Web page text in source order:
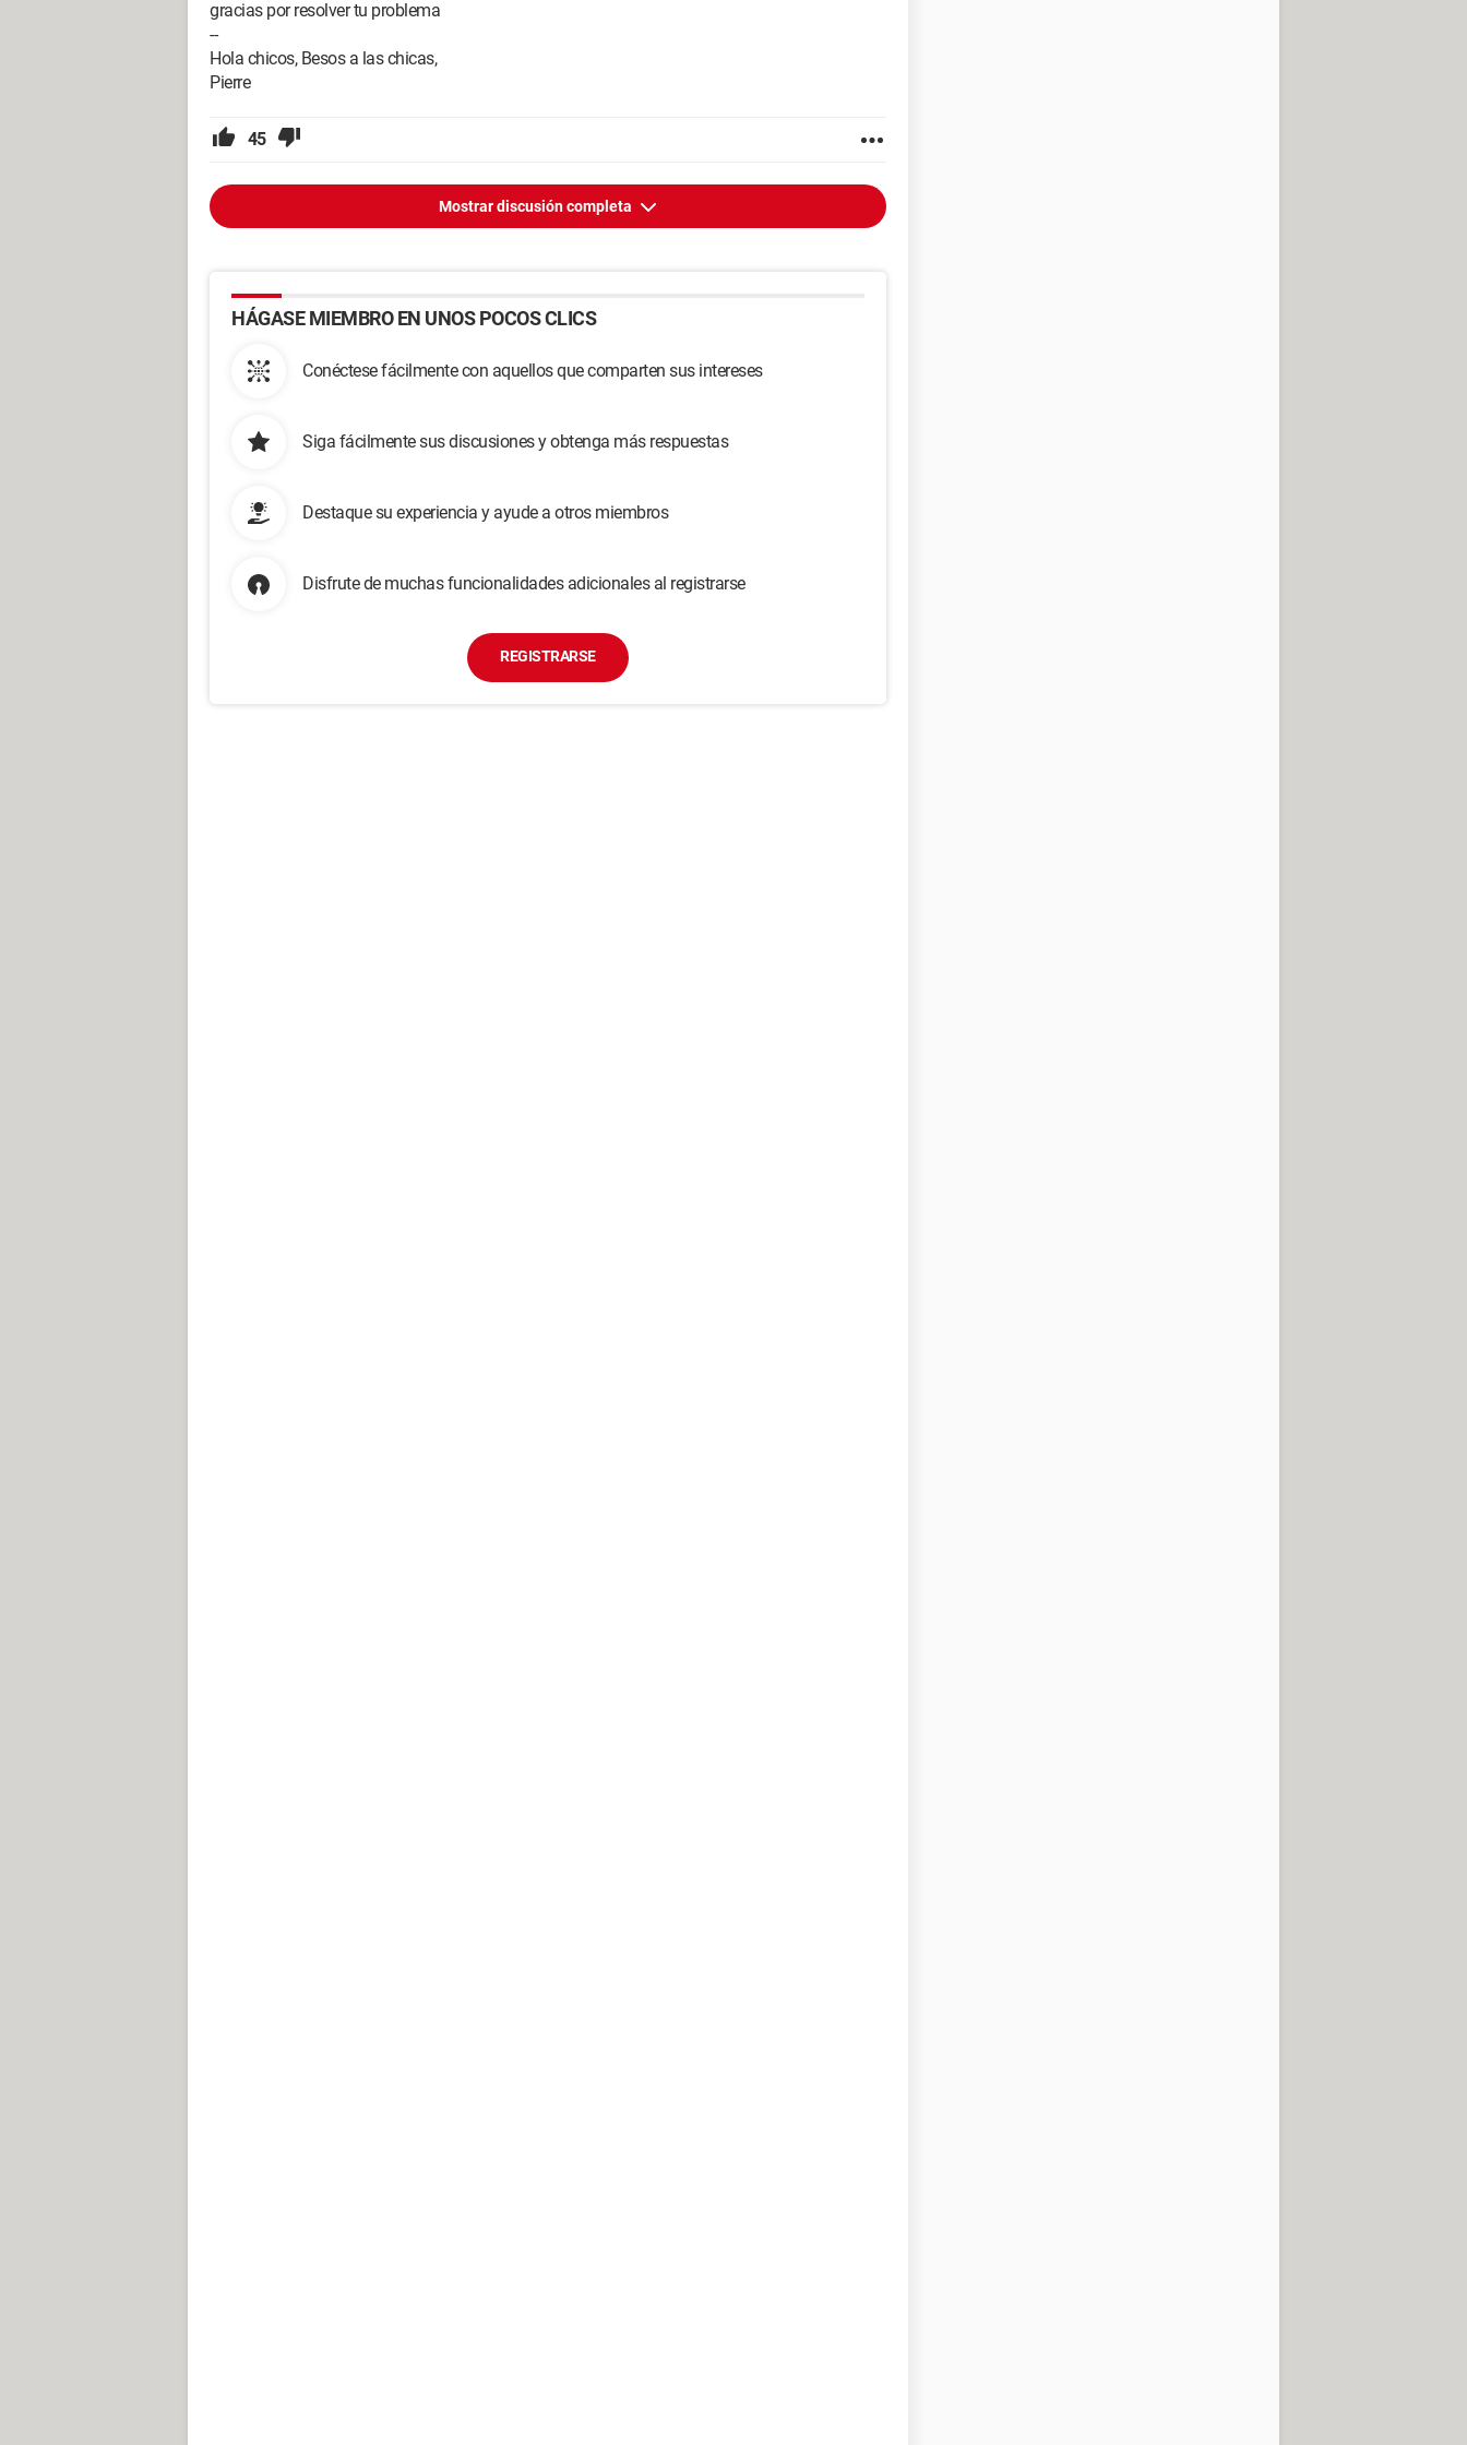
gracias por resolver tu problema
--
Hola chicos, Besos a las chicas,
Pierre
45
Mostrar discusión completa
HÁGASE MIEMBRO EN UNOS POCOS CLICS
Conéctese fácilmente con aquellos que comparten sus intereses
Siga fácilmente sus discusiones y obtenga más respuestas
Destaque su experiencia y ayude a otros miembros
Disfrute de muchas funcionalidades adicionales al registrarse
REGISTRARSE